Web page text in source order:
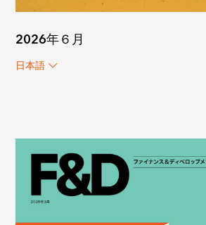
2026年６月
日本語